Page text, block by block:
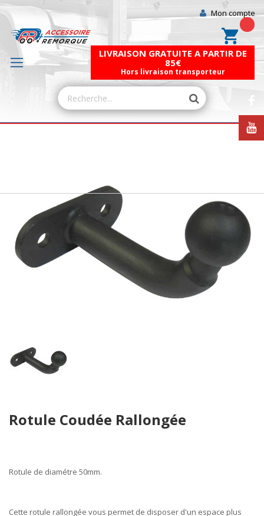
Mon compte
Mon
LIVRAISON GRATUITE A PARTIR DE
85€
Hors livraison transporteur
the
the
images
gallery
to
the
Rotule Coudée Rallongée
Rotule de diamétre 50mm.
Cette rotule rallongée vous permet de disposer d'un espace plus